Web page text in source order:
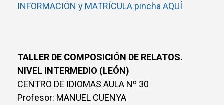
INFORMACIÓN y MATRÍCULA pincha AQUÍ
TALLER DE COMPOSICIÓN DE RELATOS.
NIVEL INTERMEDIO (LEÓN)
CENTRO DE IDIOMAS AULA Nº 30
Profesor: MANUEL CUENYA